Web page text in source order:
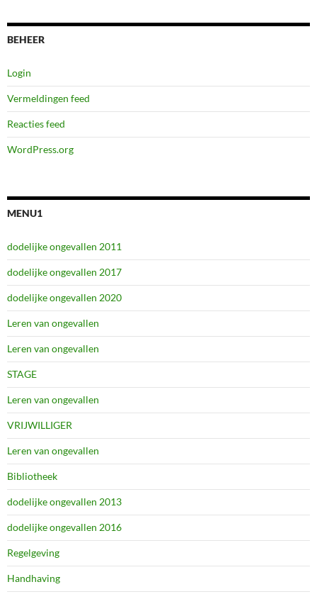
BEHEER
Login
Vermeldingen feed
Reacties feed
WordPress.org
MENU1
dodelijke ongevallen 2011
dodelijke ongevallen 2017
dodelijke ongevallen 2020
Leren van ongevallen
Leren van ongevallen
STAGE
Leren van ongevallen
VRIJWILLIGER
Leren van ongevallen
Bibliotheek
dodelijke ongevallen 2013
dodelijke ongevallen 2016
Regelgeving
Handhaving